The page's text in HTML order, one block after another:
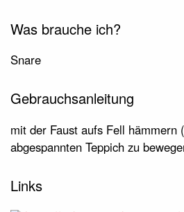
Was brauche ich?
Snare
Gebrauchsanleitung
mit der Faust aufs Fell hämmern
abgespannten Teppich zu
Links